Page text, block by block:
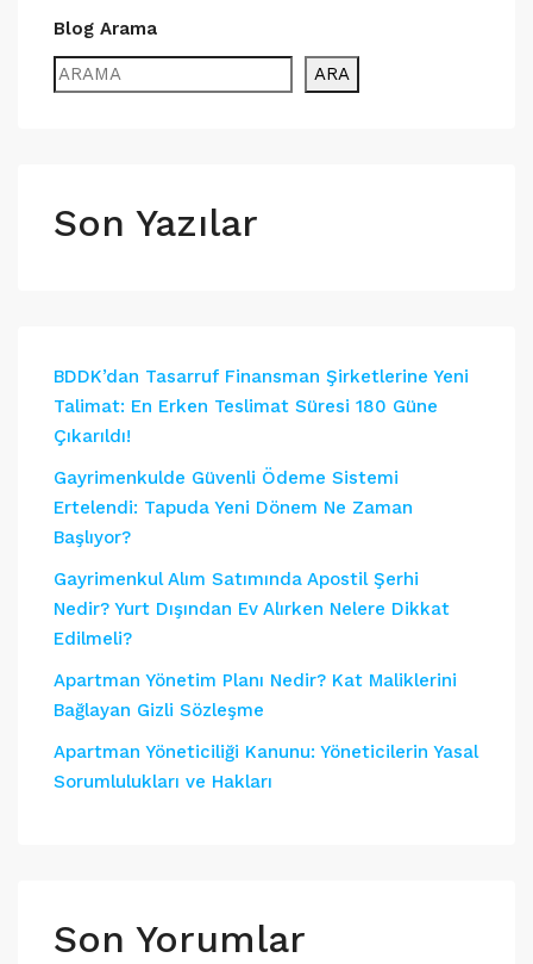
Blog Arama
ARA
Son Yazılar
BDDK’dan Tasarruf Finansman Şirketlerine Yeni
Talimat: En Erken Teslimat Süresi 180 Güne
Çıkarıldı!
Gayrimenkulde Güvenli Ödeme Sistemi
Ertelendi: Tapuda Yeni Dönem Ne Zaman
Başlıyor?
Gayrimenkul Alım Satımında Apostil Şerhi
Nedir? Yurt Dışından Ev Alırken Nelere Dikkat
Edilmeli?
Apartman Yönetim Planı Nedir? Kat Maliklerini
Bağlayan Gizli Sözleşme
Apartman Yöneticiliği Kanunu: Yöneticilerin Yasal
Sorumlulukları ve Hakları
Son Yorumlar